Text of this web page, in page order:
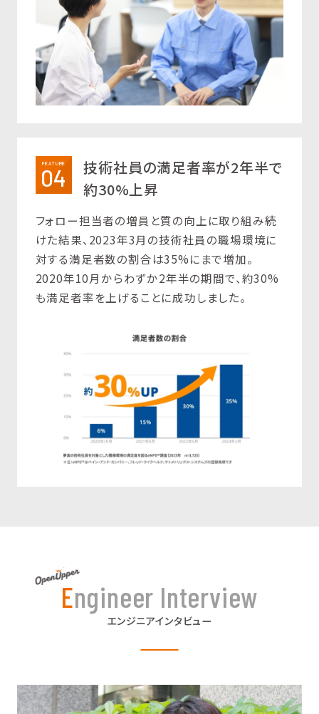
FEATURE
04
技術社員の満足者率が2年半で
約30%上昇
フォロー担当者の増員と質の向上に取り組み続
けた結果、2023年3月の技術社員の職場環境に
対する満足者数の割合は35%にまで増加。
2020年10月からわずか2年半の期間で、約30%
も満足者率を上げることに成功しました。
Engineer Interview
エンジニアインタビュー